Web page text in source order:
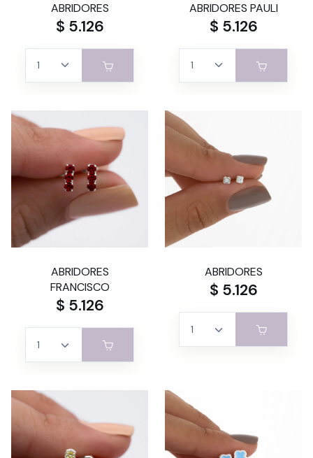
ABRIDORES
$ 5.126
ABRIDORES PAULI
$ 5.126
ABRIDORES
FRANCISCO
$ 5.126
ABRIDORES
$ 5.126